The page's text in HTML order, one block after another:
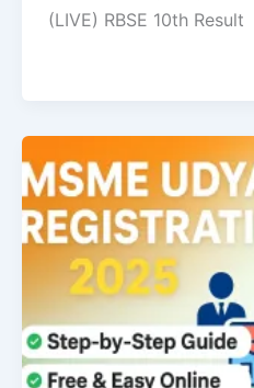
(LIVE) RBSE 10th Result